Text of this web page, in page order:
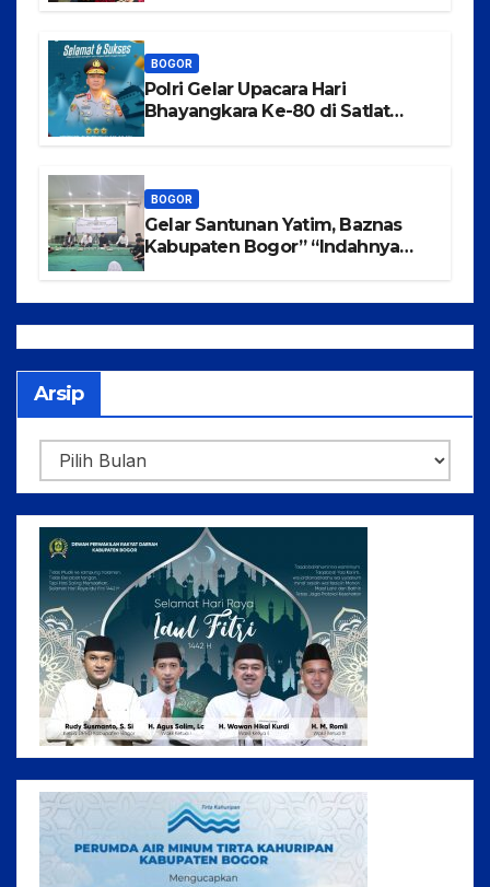
BOGOR
Polri Gelar Upacara Hari
Bhayangkara Ke-80 di Satlat
BOGOR
Gelar Santunan Yatim, Baznas
Kabupaten Bogor” “Indahnya
Arsip
Arsip